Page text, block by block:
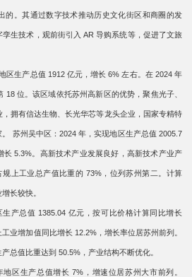
的。其通过数字技术推动历史文化街区和商圈的发
生技术，观前街引入 AR 导购系统等，促进了文旅
区生产总值 1912 亿元，增长 6% 左右。在 2024 年
18 位。该区域依托苏州高新区的优势，聚焦光子、
拥有信达生物、长光华芯等龙头企业，国家专精特
。 苏州吴中区：2024 年，实现地区生产总值 2005.7
长 5.3%。高新技术产业发展良好，高新技术产业产
上工业总产值比重的 73%，位列苏州第二。计算
长较快。
产总值 1385.04 亿元，按可比价格计算同比增长
业增加值同比增长 12.2%，增长率位居苏州前列。
总值比重达到 50.5%，产业结构不断优化。
区生产总值增长 7%，增速位居苏州大市前列。